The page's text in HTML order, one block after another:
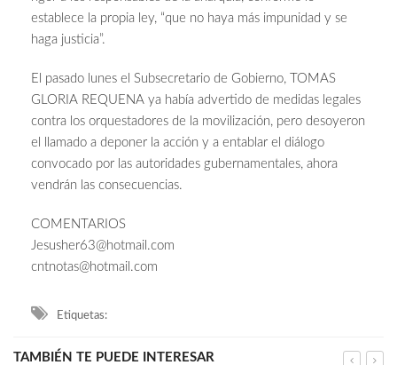
establece la propia ley, “que no haya más impunidad y se
haga justicia”.
El pasado lunes el Subsecretario de Gobierno, TOMAS
GLORIA REQUENA ya había advertido de medidas legales
contra los orquestadores de la movilización, pero desoyeron
el llamado a deponer la acción y a entablar el diálogo
convocado por las autoridades gubernamentales, ahora
vendrán las consecuencias.
COMENTARIOS
Jesusher63@hotmail.com
cntnotas@hotmail.com
Etiquetas:
TAMBIÉN TE PUEDE INTERESAR